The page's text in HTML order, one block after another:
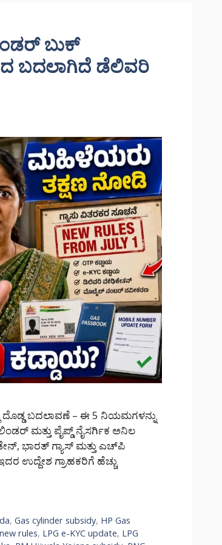
ಬುಕ್
ಬದಲಾಗಿದೆ ಡೆಲಿವರಿ
ದೊಡ್ಡ ಬದಲಾವಣೆ – ಈ 5 ನಿಯಮಗಳನ್ನು
ಮತ್ತು ಪೈಪ್ಡ್ ನೈಸರ್ಗಿಕ ಅನಿಲ
ಭಾರತ್ ಗ್ಯಾಸ್ ಮತ್ತು ಎಚ್‌ಪಿ
ಉದ್ದೇಶ ಗ್ರಾಹಕರಿಗೆ ಹೆಚ್ಚು
,Gas cylinder subsidy, HP Gas
rules, LPG e-KYC update, LPG